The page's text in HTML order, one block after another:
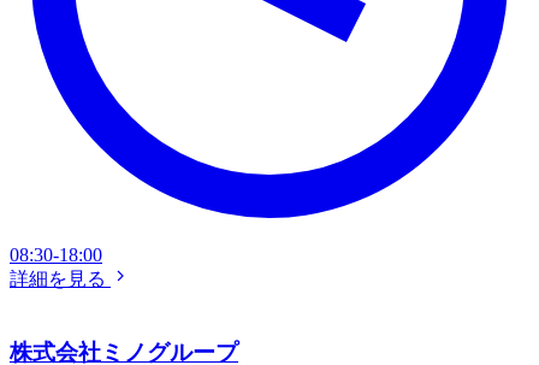
08:30-18:00
詳細を見る
株式会社ミノグループ